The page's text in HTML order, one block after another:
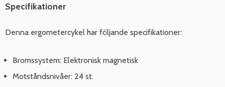
Specifikationer
Denna ergometercykel har följande specifikationer:
Bromssystem: Elektronisk magnetisk
Motståndsnivåer: 24 st.